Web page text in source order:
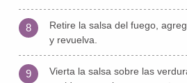
8
Retire la salsa del fuego,
y revuelva.
9
Vierta la salsa sobre las